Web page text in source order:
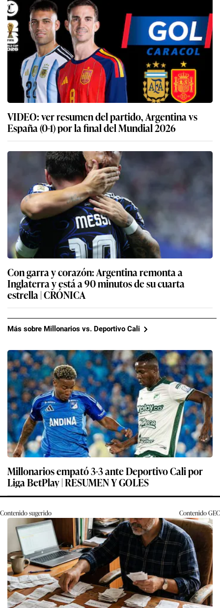
VIDEO: ver resumen del partido, Argentina vs
España (0-1) por la final del Mundial 2026
Con garra y corazón: Argentina remonta a
Inglaterra y está a 90 minutos de su cuarta
estrella | CRÓNICA
Más sobre Millonarios vs. Deportivo Cali
Millonarios empató 3-3 ante Deportivo Cali por
Liga BetPlay | RESUMEN Y GOLES
Contenido sugerido ContenidoGEC